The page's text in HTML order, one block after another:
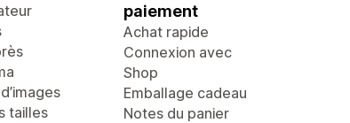
tailles
paiement
Achat rapide
Connexion avec
Shop
Emballage cadeau
Notes du panier